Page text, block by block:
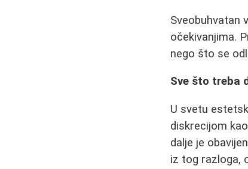
Sveobuhvatan
očekivanjima.
nego što se
Sve što treba
U svetu
diskrecijom
dalje je
iz tog razloga,